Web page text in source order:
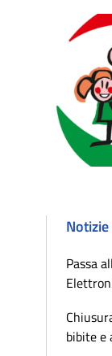
Passa
bibite e